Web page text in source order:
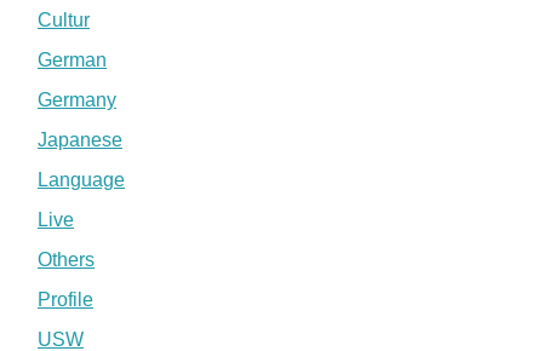
Cultur
German
Germany
Japanese
Language
Live
Others
Profile
USW